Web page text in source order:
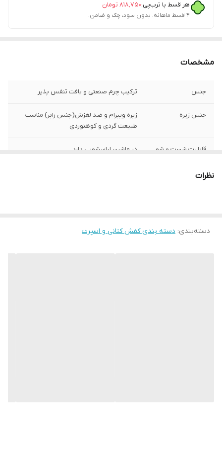
هر قسط با ترب‌پی:۸۱۸٬۷۵۰ تومان
۴ قسط ماهانه. بدون سود، چک و ضامن.
مشخصات
جنس ترکیب چرم صنعتی و بافت تنفس پذیر
جنس زیره
زیره ویبرام و ضد لغزش(جنس رابر) مناسب
طبیعت گردی و کوهنوردی
قابلیت شست و شو در ماشین لباسشویی دارد
قالب کتونینظرات
دسته‌بندی: دسته بندی کفش کتانی و اسپرت